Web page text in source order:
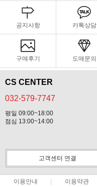
공지사항 카톡상담
구매후기 도매문의
CS CENTER
032-579-7747
평일 09:00~18:00
점심 13:00~14:00
고객센터 연결
이용안내 이용약관